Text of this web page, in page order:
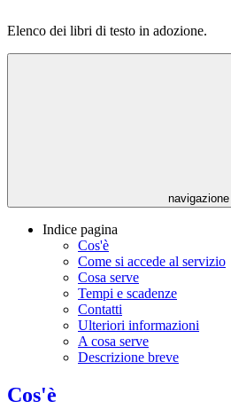
Elenco dei libri di testo in adozione.
navigazione
Indice pagina
Cos'è
Come si accede al servizio
Cosa serve
Tempi e scadenze
Contatti
Ulteriori informazioni
A cosa serve
Descrizione breve
Cos'è